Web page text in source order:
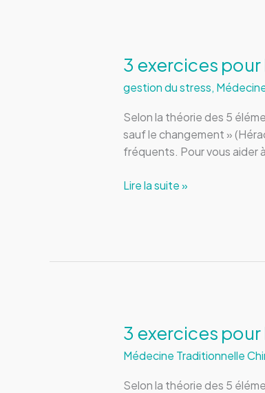
3 exercices
gestion du stress,
Selon la théorie des 5
sauf le changement »
fréquents. Pour vous aider
3Lire la suite »
3 exercices
Médecine Traditionnelle
Selon la théorie des 5